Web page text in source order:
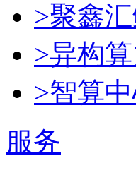
>聚鑫
>异构
>智算
服务